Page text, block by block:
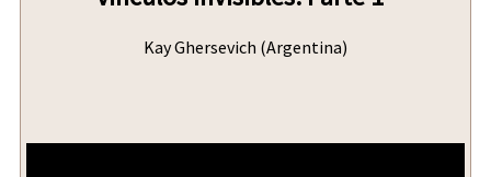
Kay Ghersevich (Argentina)